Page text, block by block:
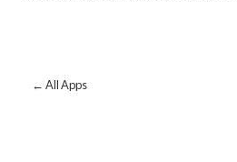
← All Apps